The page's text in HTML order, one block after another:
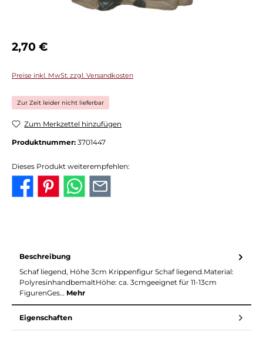
Regulärer Preis:
2,70 €
Preise inkl. MwSt. zzgl. Versandkosten
Zur Zeit leider nicht lieferbar
Zum Merkzettel hinzufügen
Produktnummer: 3701447
Dieses Produkt weiterempfehlen:
Beschreibung
Schaf liegend, Höhe 3cm Krippenfigur Schaf liegend.Material:
PolyresinhandbemaltHöhe: ca. 3cmgeeignet für 11-13cm
FigurenGes… Mehr
Eigenschaften